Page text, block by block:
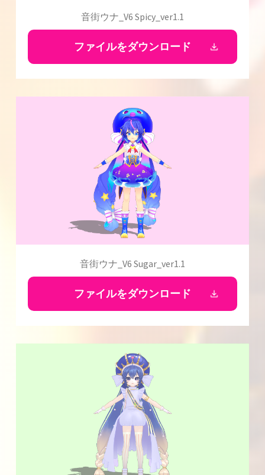
音街ウナ_V6 Spicy_ver1.1
ファイルをダウンロード
音街ウナ_V6 Sugar_ver1.1
ファイルをダウンロード